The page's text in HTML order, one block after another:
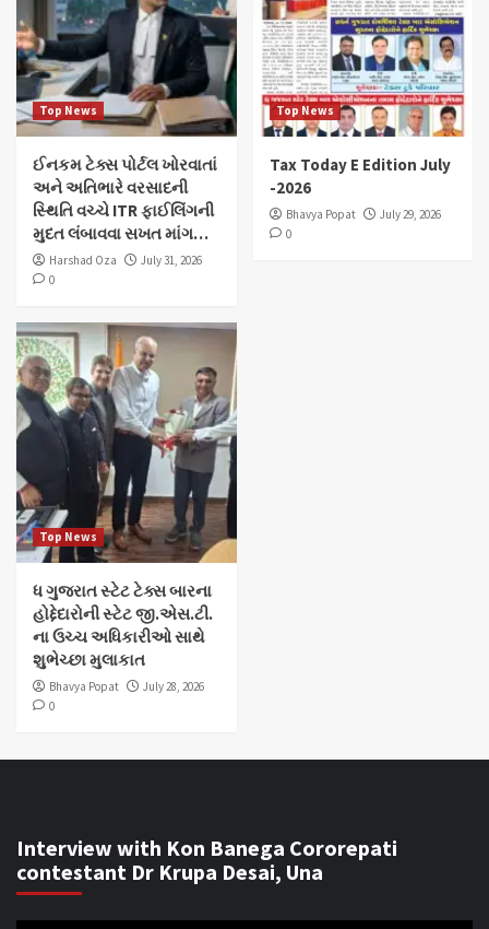
Top News
ઈનકમ ટેક્સ પોર્ટલ ખોરવાતાં
અને અતિભારે વરસાદની
સ્થિતિ વચ્ચે ITR ફાઈલિંગની
મુદત લંબાવવા સખત માંગ…
Harshad Oza
July 31, 2026
0
Top News
Tax Today E Edition July
-2026
Bhavya Popat
July 29, 2026
0
Top News
ધ ગુજરાત સ્ટેટ ટેક્સ બારના
હોદ્દેદારોની સ્ટેટ જી.એસ.ટી.
ના ઉચ્ચ અધિકારીઓ સાથે
શુભેચ્છા મુલાકાત
Bhavya Popat
July 28, 2026
0
Interview with Kon Banega Cororepati
contestant Dr Krupa Desai, Una